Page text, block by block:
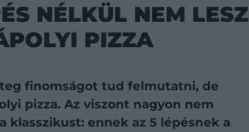
NÉLKÜL NEM LESZ
PIZZA
finomságot tud felmutatni, de
pizza. Az viszont nagyon nem
klasszikust: ennek az 5 lépésnek a